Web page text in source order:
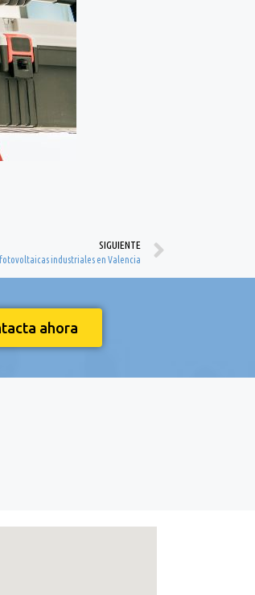
SIGUIENTE
industriales en Valencia
ahora